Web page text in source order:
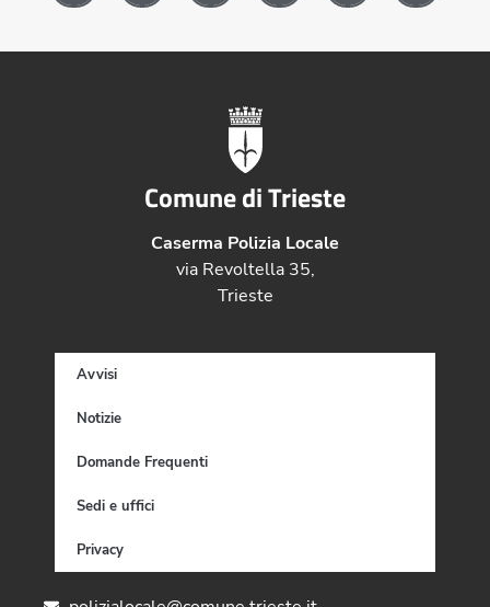
Comune di Trieste
Caserma Polizia Locale
via Revoltella 35,
Trieste
Avvisi
Notizie
Domande Frequenti
Sedi e uffici
Privacy